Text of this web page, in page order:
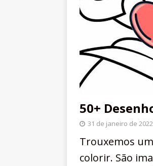
50+
31 de janeiro de 2022
Trouxemos
colorir. São